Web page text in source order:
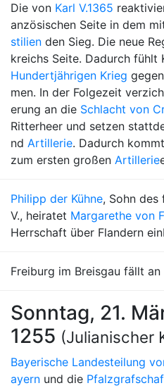
Die von Karl V.1365
anzösischen Seite in dem
stilien den Sieg. Die neue
kreichs Seite. Dadurch fühlt
Hundertjährigen Krieg
men. In der Folgezeit
erung an die Schlacht von
Ritterheer und setzen
nd Artillerie. Dadurch
zum ersten großen Artillerie
Philipp der Kühne, Sohn des
V., heiratet Margarethe von
Herrschaft über Flandern
Freiburg im Breisgau fällt an
Sonntag, 21.
1255 (Julianischer
Bayerische Landesteilung
ayern und die